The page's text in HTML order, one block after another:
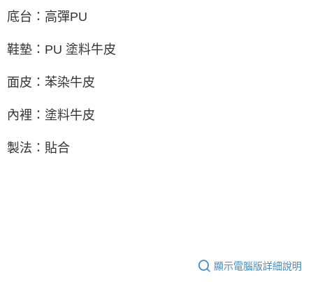
底台：高彈PU
鞋墊：PU 塗料牛皮
面皮：苯染牛皮
內裡：塗料牛皮
製法：貼合
顯示電腦版詳細說明